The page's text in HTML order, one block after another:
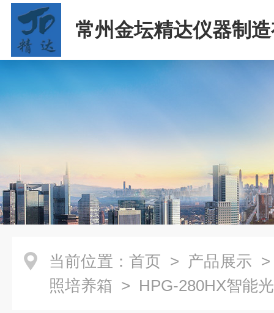
常州金坛精达仪器制
司
当前位置： 首页 > 产品展示
照培养箱 > HPG-280HX智能